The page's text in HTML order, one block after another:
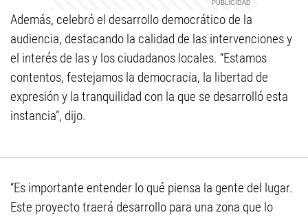
Además, celebró el desarrollo democrático de la
audiencia, destacando la calidad de las intervenciones y
el interés de las y los ciudadanos locales. “Estamos
contentos, festejamos la democracia, la libertad de
expresión y la tranquilidad con la que se desarrolló esta
instancia”, dijo.
“Es importante entender lo qué piensa la gente del lugar.
Este proyecto traerá desarrollo para una zona que lo